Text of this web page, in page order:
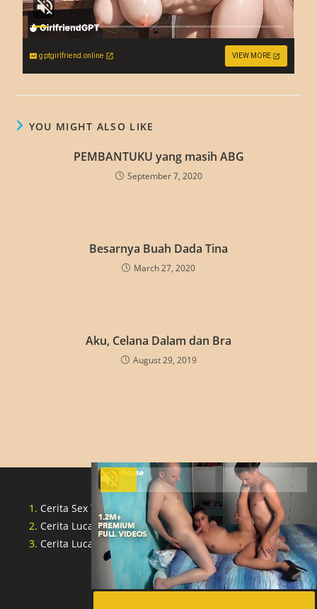
gptgirlfriend.online VIEW MORE
YOU MIGHT ALSO LIKE
PEMBANTUKU yang masih ABG
September 7, 2020
Besarnya Buah Dada Tina
March 27, 2020
Aku, Celana Dalam dan Bra
August 29, 2019
Cerita Sex Tante Indonesia
Cerita Lucah Singapore
Cerita Lucah Indonesia